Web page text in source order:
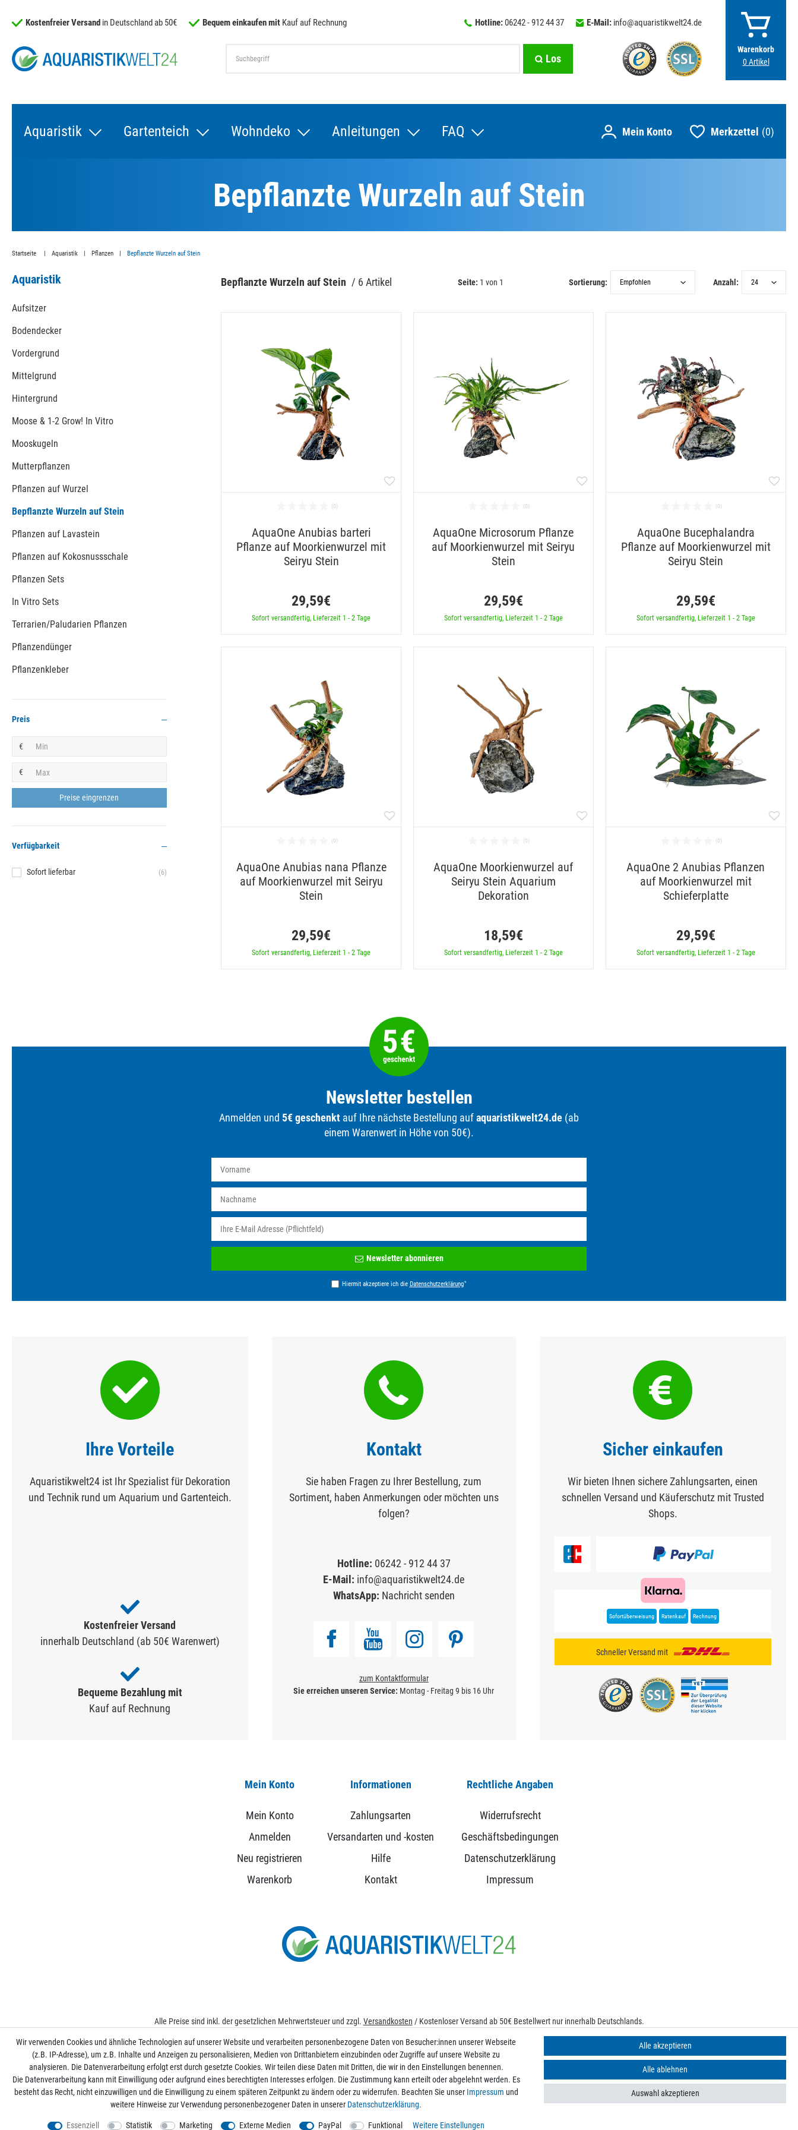
Warenkorb
0 Artikel
Kostenfreier Versand in Deutschland ab 50€ Bequem einkaufen mit Kauf auf Rechnung Hotline:06242 - 912 44 37 E-Mail: info@aquaristikwelt24.de
Los
Aquaristik Gartenteich Wohndeko Anleitungen FAQ Merkzettel 0
Bepflanzte Wurzeln auf Stein
Startseite Aquaristik Pflanzen Bepflanzte Wurzeln auf Stein
Aquaristik
Vordergrund
Mittelgrund
Hintergrund
Moose & 1-2 Grow! In Vitro
Mutterpflanzen
Pflanzen Sets
Pflanzendünger
Aufsitzer
Bodendecker
Pflanzenkleber
Mooskugeln
In Vitro Sets
Pflanzen auf Wurzel
Pflanzen auf Kokosnussschale
Pflanzen auf Lavastein
Terrarien/Paludarien Pflanzen
Bepflanzte Wurzeln auf Stein
Preis
€
€
Verfügbarkeit
Sofort lieferbar (6)
Bepflanzte Wurzeln auf Stein / 6 Artikel Seite: 1 von 1
AquaOne Anubias barteri
Pflanze auf Moorkienwurzel mit
Seiryu Stein
29,59€
Sofort versandfertig, Lieferzeit 1 - 2 Tage
AquaOne Microsorum Pflanze
auf Moorkienwurzel mit Seiryu
Stein
29,59€
Sofort versandfertig, Lieferzeit 1 - 2 Tage
AquaOne Bucephalandra
Pflanze auf Moorkienwurzel mit
Seiryu Stein
29,59€
Sofort versandfertig, Lieferzeit 1 - 2 Tage
AquaOne Anubias nana Pflanze
auf Moorkienwurzel mit Seiryu
Stein
29,59€
Sofort versandfertig, Lieferzeit 1 - 2 Tage
AquaOne Moorkienwurzel auf
Seiryu Stein Aquarium
Dekoration
18,59€
Sofort versandfertig, Lieferzeit 1 - 2 Tage
AquaOne 2 Anubias Pflanzen
auf Moorkienwurzel mit
Schieferplatte
29,59€
Sofort versandfertig, Lieferzeit 1 - 2 Tage
Newsletter bestellen
Anmelden und 5€ geschenkt auf Ihre nächste Bestellung aufaquaristikwelt24.de (ab
einem Warenwert in Höhe von 50€).
Newsletter abonnieren
Hiermit akzeptiere ich die Daten­schutz­erklärung*
Ihre Vorteile
Aquaristikwelt24 ist Ihr Spezialist für Dekoration
und Technik rund um Aquarium und Gartenteich.
Kostenfreier Versand
innerhalb Deutschland (ab 50€ Warenwert)
Bequeme Bezahlung mit
Kauf auf Rechnung
Kontakt
Sie haben Fragen zu Ihrer Bestellung, zum
Sortiment, haben Anmerkungen oder möchten uns
folgen?
Hotline: 06242 - 912 44 37
E-Mail: info@aquaristikwelt24.de
WhatsApp: Nachricht senden
zum Kontaktformular
Sie erreichen unseren Service: Montag - Freitag 9 bis 16 Uhr
Sicher einkaufen
Wir bieten Ihnen sichere Zahlungsarten, einen
schnellen Versand und Käuferschutz mit Trusted
Shops.
Sofortüberweisung Ratenkauf Rechnung
Schneller Versand mit
Mein Konto
Mein Konto
Anmelden
Neu registrieren
Warenkorb
Informationen
Zahlungsarten
Versandarten und -kosten
Hilfe
Kontakt
Rechtliche Angaben
Widerrufsrecht
Geschäftsbedingungen
Datenschutzerklärung
Impressum
Alle Preise sind inkl. der gesetzlichen Mehrwertsteuer und zzgl. Versandkosten / Kostenloser Versand ab 50€ Bestellwert nur innerhalb Deutschlands.
Kontakt
Wir verwenden Cookies und ähnliche Technologien auf unserer Website und verarbeiten personenbezogene Daten von Besucher:innen unserer Webseite
(z.B. IP-Adresse), um z.B. Inhalte und Anzeigen zu personalisieren, Medien von Drittanbietern einzubinden oder Zugriffe auf unsere Website zu
analysieren. Die Datenverarbeitung erfolgt erst durch gesetzte Cookies. Wir teilen diese Daten mit Dritten, die wir in den Einstellungen benennen.
Die Datenverarbeitung kann mit Einwilligung oder aufgrund eines berechtigten Interesses erfolgen. Die Zustimmung kann erteilt oder abgelehnt werden. Es
besteht das Recht, nicht einzuwilligen und die Einwilligung zu einem späteren Zeitpunkt zu ändern oder zu widerrufen. Beachten Sie unser Impressum und
weitere Hinweise zur Verwendung personenbezogener Daten in unserer Daten­schutz­erklärung.
Essenziell Statistik Marketing Externe Medien PayPal Funktional Weitere Einstellungen
Alle akzeptieren
Alle ablehnen
Auswahl akzeptieren